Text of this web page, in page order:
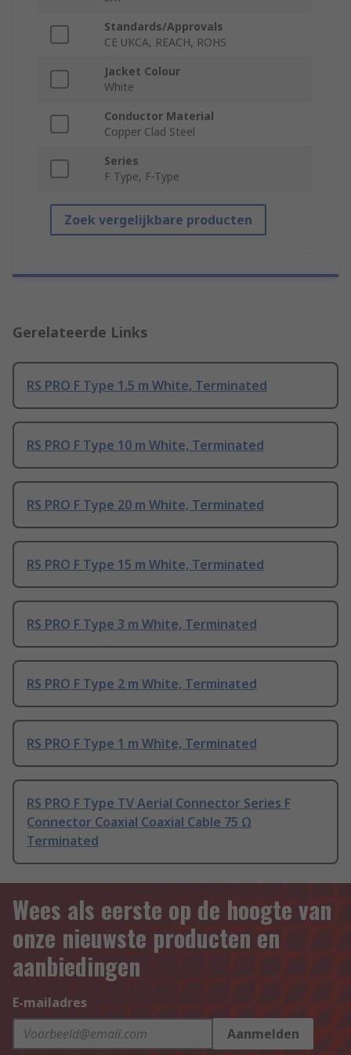
Standards/Approvals
CE UKCA, REACH, ROHS
Jacket Colour
White
Conductor Material
Copper Clad Steel
Series
F Type, F-Type
Zoek vergelijkbare producten
Gerelateerde Links
RS PRO F Type 1.5 m White, Terminated
RS PRO F Type 10 m White, Terminated
RS PRO F Type 20 m White, Terminated
RS PRO F Type 15 m White, Terminated
RS PRO F Type 3 m White, Terminated
RS PRO F Type 2 m White, Terminated
RS PRO F Type 1 m White, Terminated
RS PRO F Type TV Aerial Connector Series F
Connector Coaxial Coaxial Cable 75 Ω
Terminated
Wees als eerste op de hoogte van
onze nieuwste producten en
aanbiedingen
E-mailadres
Aanmelden